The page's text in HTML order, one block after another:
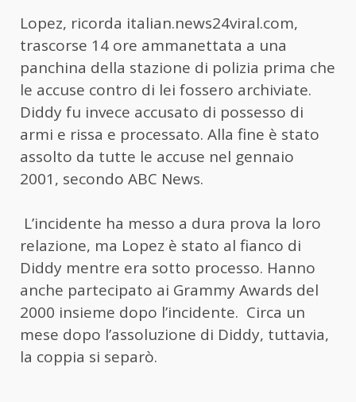
Lopez, ricorda italian.news24viral.com,
trascorse 14 ore ammanettata a una
panchina della stazione di polizia prima che
le accuse contro di lei fossero archiviate.
Diddy fu invece accusato di possesso di
armi e rissa e processato. Alla fine è stato
assolto da tutte le accuse nel gennaio
2001, secondo ABC News.
L’incidente ha messo a dura prova la loro
relazione, ma Lopez è stato al fianco di
Diddy mentre era sotto processo. Hanno
anche partecipato ai Grammy Awards del
2000 insieme dopo l’incidente. Circa un
mese dopo l’assoluzione di Diddy, tuttavia,
la coppia si separò.